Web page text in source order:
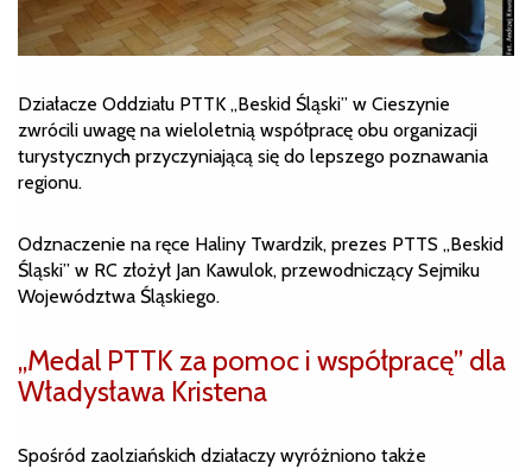
Działacze Oddziału PTTK „Beskid Śląski” w Cieszynie
zwrócili uwagę na wieloletnią współpracę obu organizacji
turystycznych przyczyniającą się do lepszego poznawania
regionu.
Odznaczenie na ręce Haliny Twardzik, prezes PTTS „Beskid
Śląski” w RC złożył Jan Kawulok, przewodniczący Sejmiku
Województwa Śląskiego.
„Medal PTTK za pomoc i współpracę” dla
Władysława Kristena
Spośród zaolziańskich działaczy wyróżniono także